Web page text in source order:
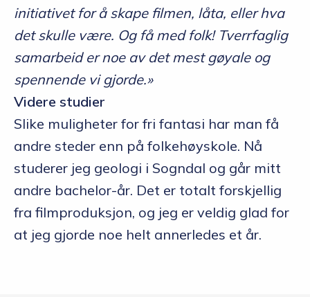
initiativet for å skape filmen, låta, eller hva
det skulle være. Og få med folk! Tverrfaglig
samarbeid er noe av det mest gøyale og
spennende vi gjorde.»
Videre studier
Slike muligheter for fri fantasi har man få
andre steder enn på folkehøyskole. Nå
studerer jeg geologi i Sogndal og går mitt
andre bachelor-år. Det er totalt forskjellig
fra filmproduksjon, og jeg er veldig glad for
at jeg gjorde noe helt annerledes et år.